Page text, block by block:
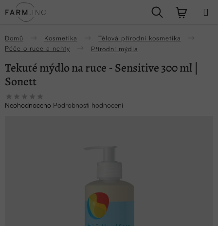
na
Hledat
Domů Kosmetika
Tělová přírodní kosmetika
Péče o ruce a nehty
Přírodní mýdla
Tekuté mýdlo na ruce - Sensitive 300 ml |
Sonett
Průměrné
hodnocení
Neohodnoceno Podrobnosti hodnocení